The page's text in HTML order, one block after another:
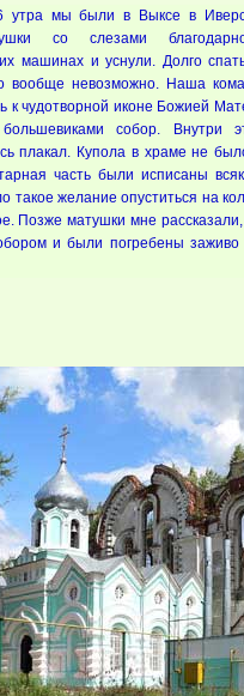
утра мы были в Выксе в
со слезами
машинах и уснули. Долго
вообще невозможно. Наша
чудотворной иконе Божией
собор. Внутри
плакал. Купола в храме не
часть были исписаны
желание опуститься на
Позже матушки мне
и были погребены заживо